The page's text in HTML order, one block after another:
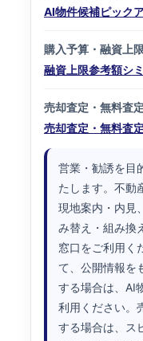
AI物件候補ピック
購入予算・融資上
融資上限参考額シ
売却査定・無料査定
売却査定・無料査
営業・勧誘を目
たします。不動
現地案内・内見
み替え・組み換
窓口をご利用く
て、公開情報を
する場合は、AI
利用ください。
する場合は、ス